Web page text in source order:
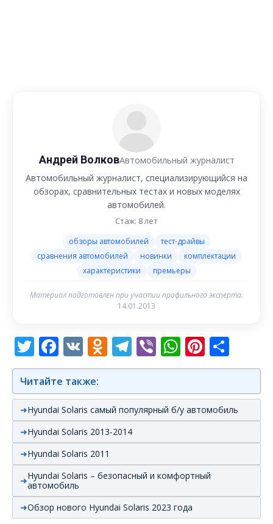
Андрей ВолковАвтомобильный журналист
Автомобильный журналист, специализирующийся на
обзорах, сравнительных тестах и новых моделях
автомобилей.
Стаж: 8 лет
обзоры автомобилей
тест-драйвы
сравнения автомобилей
новинки
комплектации
характеристики
премьеры
Материал подготовлен при участии профильного эксперта.
14.01.2013
Twitter
Facebook
VK Odnoklassniki
Telegram
Viber
Читайте также:
Hyundai Solaris самый популярный б/у автомобиль
Hyundai Solaris 2013-2014
Hyundai Solaris 2011
Hyundai Solaris – безопасный и комфортный
автомобиль
Обзор нового Hyundai Solaris 2023 года